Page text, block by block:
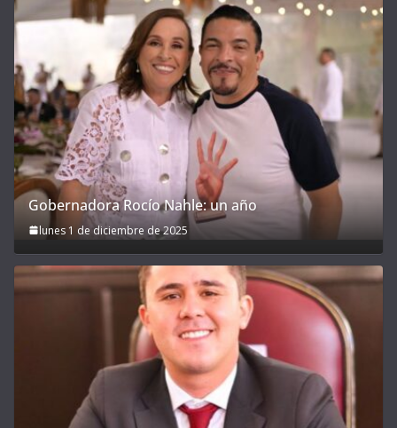
Gobernadora Rocío Nahle: un año
lunes 1 de diciembre de 2025